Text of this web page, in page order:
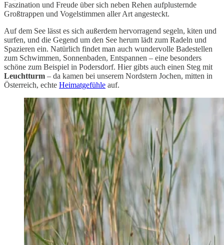
Faszination und Freude über sich neben Rehen aufplusternde
Großtrappen und Vogelstimmen aller Art angesteckt.
Auf dem See lässt es sich außerdem hervorragend segeln, kiten und
surfen, und die Gegend um den See herum lädt zum Radeln und
Spazieren ein. Natürlich findet man auch wundervolle Badestellen
zum Schwimmen, Sonnenbaden, Entspannen – eine besonders
schöne zum Beispiel in Podersdorf. Hier gibts auch einen Steg mit
Leuchtturm – da kamen bei unserem Nordstern Jochen, mitten in
Österreich, echte Heimatgefühle auf.